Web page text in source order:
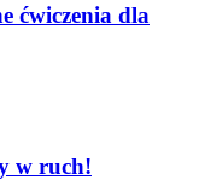
ćwiczenia dla
w ruch!